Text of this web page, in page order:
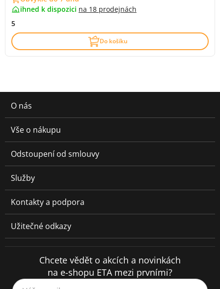
ihned k dispozici na 18 prodejnách
5
Do košíku
O nás
Vše o nákupu
Odstoupení od smlouvy
Služby
Kontakty a podpora
Užitečné odkazy
Chcete vědět o akcích a novinkách
na e-shopu ETA mezi prvními?
Váš e-mail